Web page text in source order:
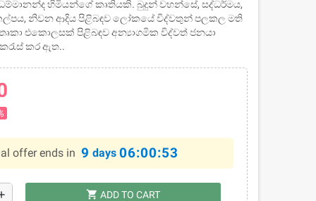
ධම්මානන්ද හිමියන්ගේ කෘතියකි. බුදුන් වහන්සේ, සද්ධර්මය,
නිවන ආදිය පිළිබඳව ලෝකයේ විද්වතුන් පලකල මති
එකොලසක් පිළිබඳව අන්‍යාගමික විද්වත් ජනයා
කර ඇත..
offer ends in 9 days 06:00:52
shopping_cart ADD TO CART